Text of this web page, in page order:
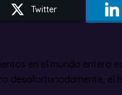
Twitter
en el mundo entero
desafortunadamente, el